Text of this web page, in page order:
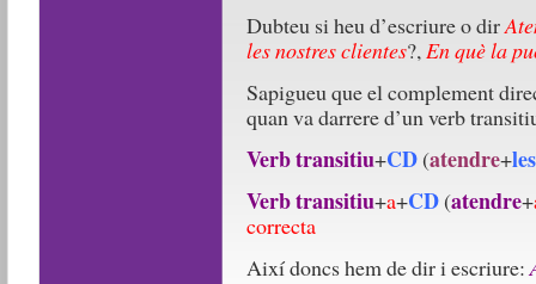
Dubteu si heu d’escriure o dir
les nostres clientes?,En què la
Sapigueu que el complement
quan va darrere d’un verb
Verb transitiu+CD(atendre+
Verb transitiu+a+CD(atendre+
correcta
Així doncs hem de dir i escriure: